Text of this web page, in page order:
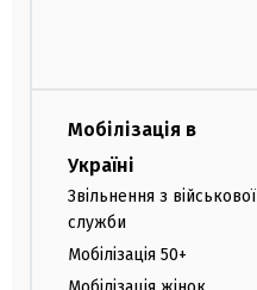
Мобілізація в
Україні
Звільнення з військової
служби
Мобілізація 50+